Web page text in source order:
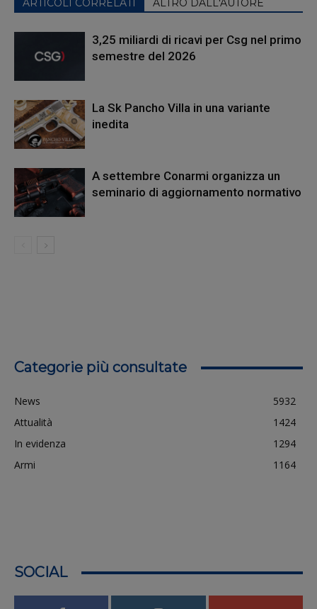
ARTICOLI CORRELATI ALTRO DALL'AUTORE
3,25 miliardi di ricavi per Csg nel primo
semestre del 2026
La Sk Pancho Villa in una variante
inedita
A settembre Conarmi organizza un
seminario di aggiornamento normativo
Categorie più consultate
News
5932
Attualità
1424
In evidenza
1294
Armi
1164
SOCIAL